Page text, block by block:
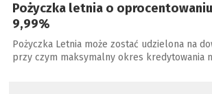
Pożyczka letnia o
9,99%
Pożyczka Letnia może zostać udzielona na
przy czym maksymalny okres kredytowania